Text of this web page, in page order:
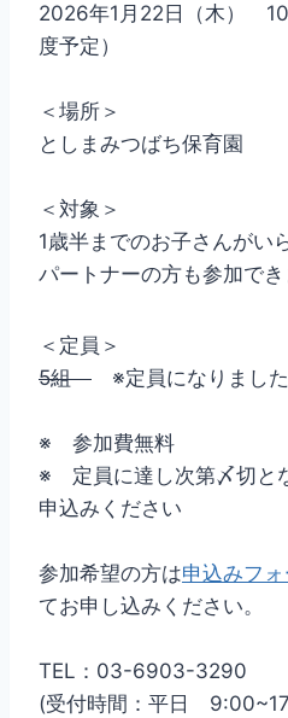
2026年1月22日（木）
度予定）
＜場所＞
としまみつばち保育園
＜対象＞
1歳半までのお子さんがい
パートナーの方も参加で
＜定員＞
5組 ※定員になりまし
※ 参加費無料
※ 定員に達し次第〆切と
申込みください
参加希望の方は申込みフ
てお申し込みください。
TEL：03-6903-3290
(受付時間：平日